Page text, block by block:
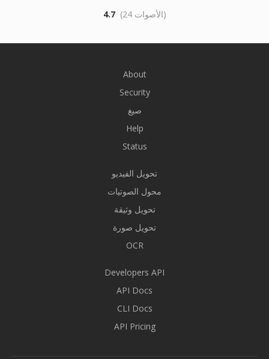
4.7 (24 الأصوات)
About
Security
صيغ
Help
Status
تحويل الفيديو
محول الصوتيات
تحويل وثيقة
تحويل صورة
OCR
Developers API
API Docs
CLI Docs
API Pricing